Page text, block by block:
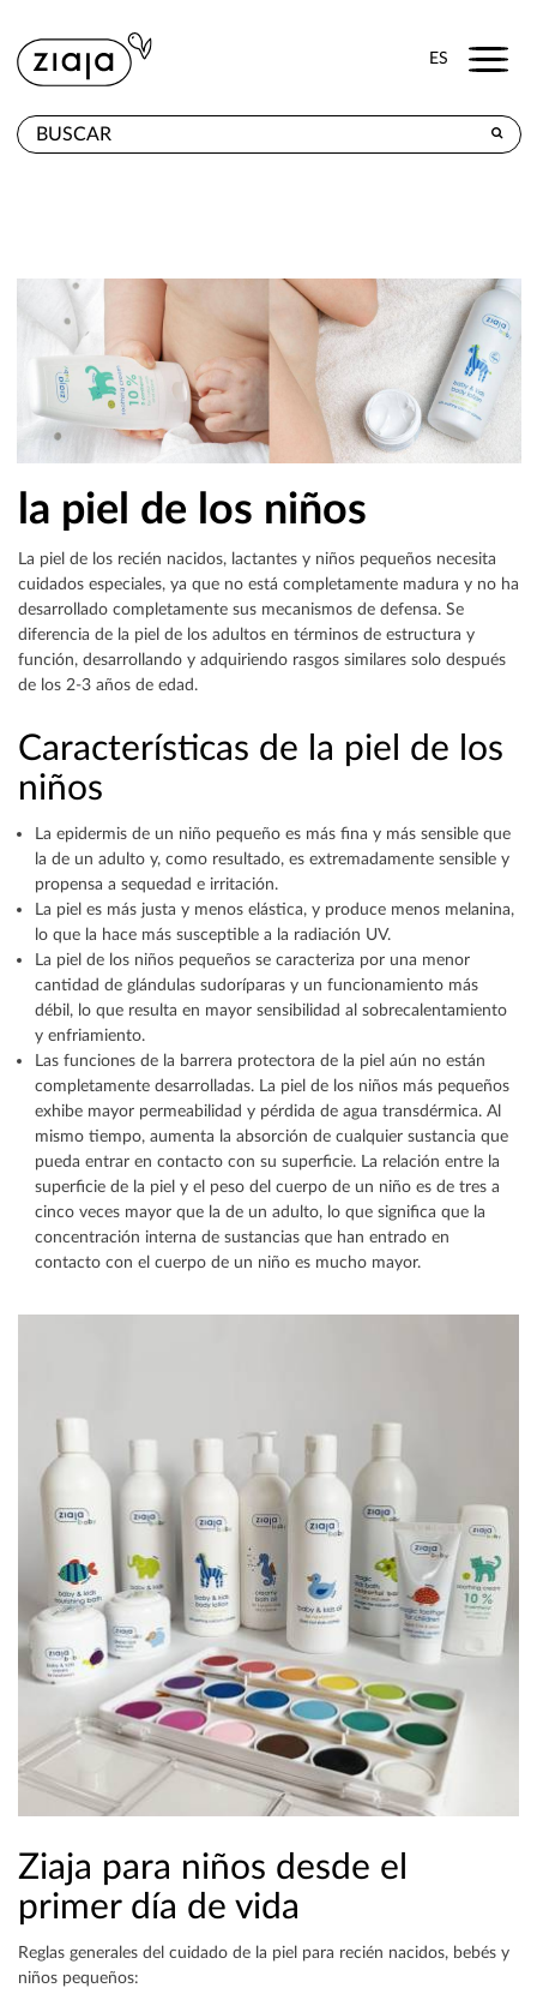
ES Menu
TIENDA ONLINE
CONTACTO
la piel de los niños
La piel de los recién nacidos, lactantes y niños pequeños necesita
cuidados especiales, ya que no está completamente madura y no ha
desarrollado completamente sus mecanismos de defensa. Se
diferencia de la piel de los adultos en términos de estructura y
función, desarrollando y adquiriendo rasgos similares solo después
de los 2-3 años de edad.
Características de la piel de los
niños
La epidermis de un niño pequeño es más fina y más sensible que
la de un adulto y, como resultado, es extremadamente sensible y
propensa a sequedad e irritación.
La piel es más justa y menos elástica, y produce menos melanina,
lo que la hace más susceptible a la radiación UV.
La piel de los niños pequeños se caracteriza por una menor
cantidad de glándulas sudoríparas y un funcionamiento más
débil, lo que resulta en mayor sensibilidad al sobrecalentamiento
y enfriamiento.
Las funciones de la barrera protectora de la piel aún no están
completamente desarrolladas. La piel de los niños más pequeños
exhibe mayor permeabilidad y pérdida de agua transdérmica. Al
mismo tiempo, aumenta la absorción de cualquier sustancia que
pueda entrar en contacto con su superficie. La relación entre la
superficie de la piel y el peso del cuerpo de un niño es de tres a
cinco veces mayor que la de un adulto, lo que significa que la
concentración interna de sustancias que han entrado en
contacto con el cuerpo de un niño es mucho mayor.
Ziaja para niños desde el
primer día de vida
Reglas generales del cuidado de la piel para recién nacidos, bebés y
niños pequeños: